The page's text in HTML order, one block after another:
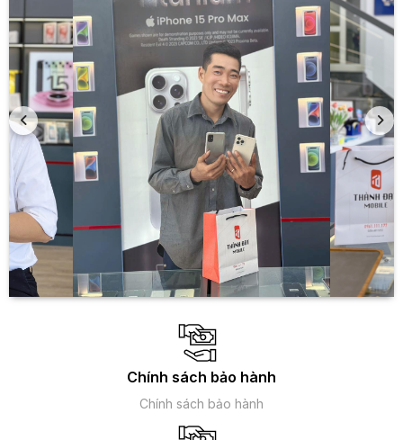
Chính sách bảo hành
Chính sách bảo hành